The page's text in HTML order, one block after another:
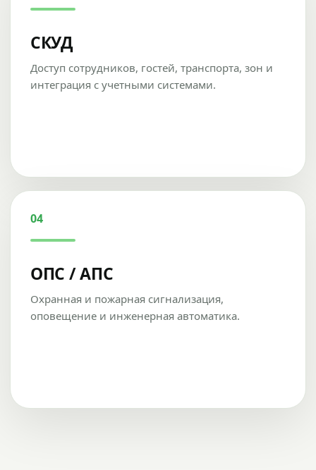
СКУД
Доступ сотрудников, гостей, транспорта, зон и
интеграция с учетными системами.
04
ОПС / АПС
Охранная и пожарная сигнализация,
оповещение и инженерная автоматика.